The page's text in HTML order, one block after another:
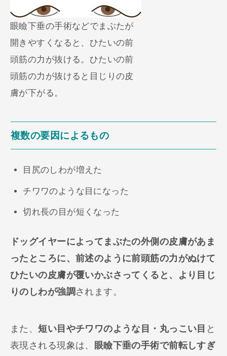
眼瞼下垂の手術などでまぶたが
開きやすくなると、ひたいの前
頭筋の力が抜ける。ひたいの前
頭筋の力が抜けると目じりの皮
膚が下がる。
複数の要因によるもの
目尻のしわが増えた
チワワのような目になった
切れ長の目が短くなった
ドッグイヤーによってまぶたの外側の皮膚があま
ったところに、前述のように前頭筋の力がぬけて
ひたいの皮膚が覆いかぶさってくると、より目じ
りのしわが強調されます。
また、短い目やチワワのような目・丸っこい目 と
表現される現象は、
眼瞼下垂の手術で前転しすぎ